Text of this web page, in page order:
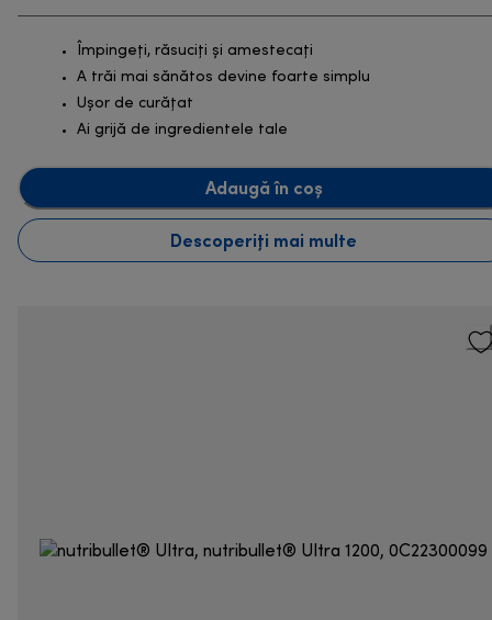
Împingeți, răsuciți și amestecați
A trăi mai sănătos devine foarte simplu
Ușor de curățat
Ai grijă de ingredientele tale
Adaugă în coș
Descoperiți mai multe